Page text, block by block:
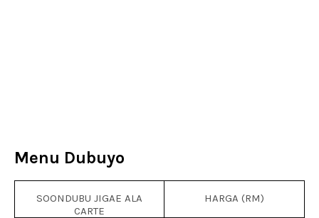
Menu Dubuyo
SOONDUBU JIGAE ALA
CARTE
HARGA (RM)